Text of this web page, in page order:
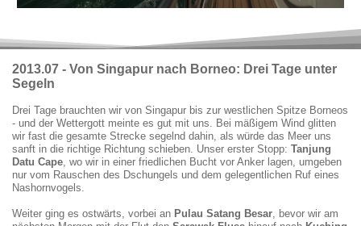
2013.07 - Von Singapur nach Borneo: Drei Tage unter
Segeln
Drei Tage brauchten wir von Singapur bis zur westlichen Spitze Borneos
- und der Wettergott meinte es gut mit uns. Bei mäßigem Wind glitten
wir fast die gesamte Strecke segelnd dahin, als würde das Meer uns
sanft in die richtige Richtung schieben. Unser erster Stopp: Tanjung
Datu Cape, wo wir in einer friedlichen Bucht vor Anker lagen, umgeben
nur vom Rauschen des Dschungels und dem gelegentlichen Ruf eines
Nashornvogels.
Weiter ging es ostwärts, vorbei an Pulau Satang Besar, bevor wir am